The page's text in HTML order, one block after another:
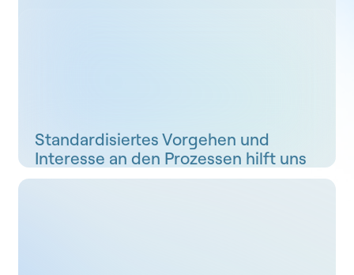
Standardisiertes Vorgehen und
Interesse an den Prozessen hilft uns
bei der Entwicklung betriebssicherer